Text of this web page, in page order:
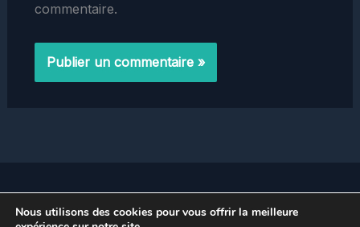
commentaire.
Home
Politique de Confidentialité
Nous utilisons des cookies pour vous offrir la meilleure